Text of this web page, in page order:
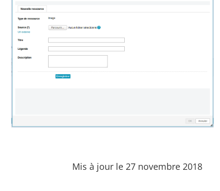
Mis à jour le 27 novembre 2018